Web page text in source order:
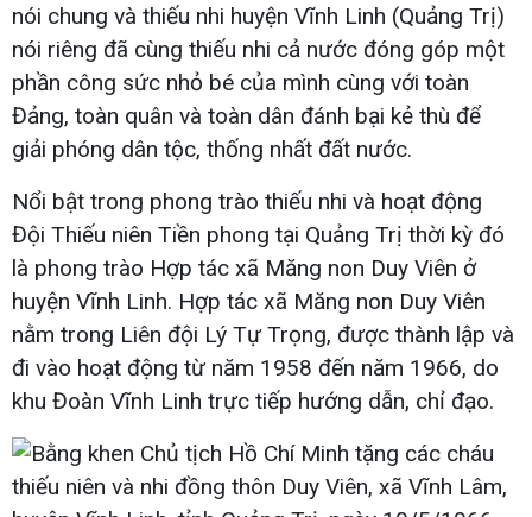
nói chung và thiếu nhi huyện Vĩnh Linh (Quảng Trị)
nói riêng đã cùng thiếu nhi cả nước đóng góp một
phần công sức nhỏ bé của mình cùng với toàn
Đảng, toàn quân và toàn dân đánh bại kẻ thù để
giải phóng dân tộc, thống nhất đất nước.
Nổi bật trong phong trào thiếu nhi và hoạt động
Đội Thiếu niên Tiền phong tại Quảng Trị thời kỳ đó
là phong trào Hợp tác xã Măng non Duy Viên ở
huyện Vĩnh Linh. Hợp tác xã Măng non Duy Viên
nằm trong Liên đội Lý Tự Trọng, được thành lập và
đi vào hoạt động từ năm 1958 đến năm 1966, do
khu Đoàn Vĩnh Linh trực tiếp hướng dẫn, chỉ đạo.